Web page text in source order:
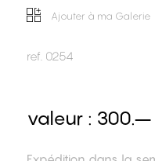
Ajouter à ma Galerie
ref. 0254
valeur :